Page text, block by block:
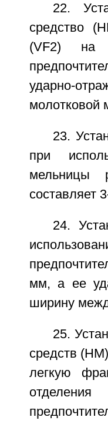
22.
средство
(VF2) на
ударно-
молотковой
23.
при
мельницы
составляет
24.
мм, а ее
ширину
25.
средств
легкую